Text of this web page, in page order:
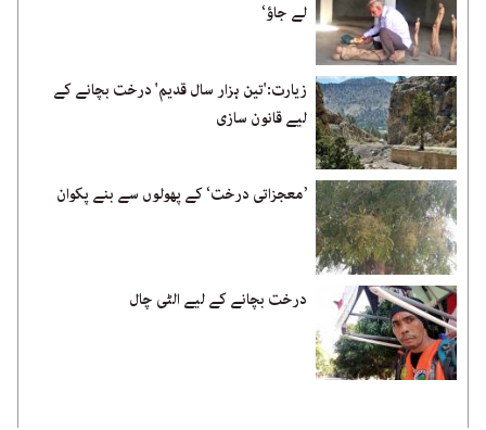
لے جاؤ‘
زیارت:'تین ہزار سال قدیم' درخت بچانے کے
لیے قانون سازی
’معجزاتی درخت‘ کے پھولوں سے بنے پکوان
درخت بچانے کے لیے الٹی چال